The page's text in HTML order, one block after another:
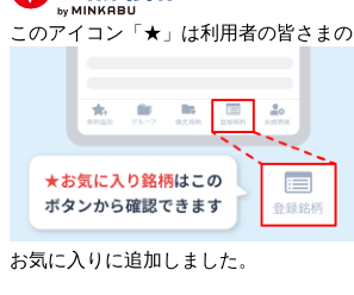
このアイコン 「★」 は利用者の皆さまの
お気に入りに追加しました。